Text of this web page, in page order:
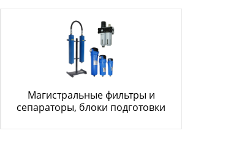
Магистральные фильтры и
сепараторы, блоки подготовки